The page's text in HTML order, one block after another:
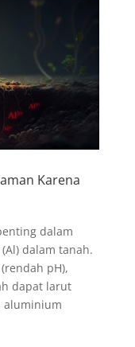
Karena
dalam
dalam tanah.
pH),
dapat larut
aluminium